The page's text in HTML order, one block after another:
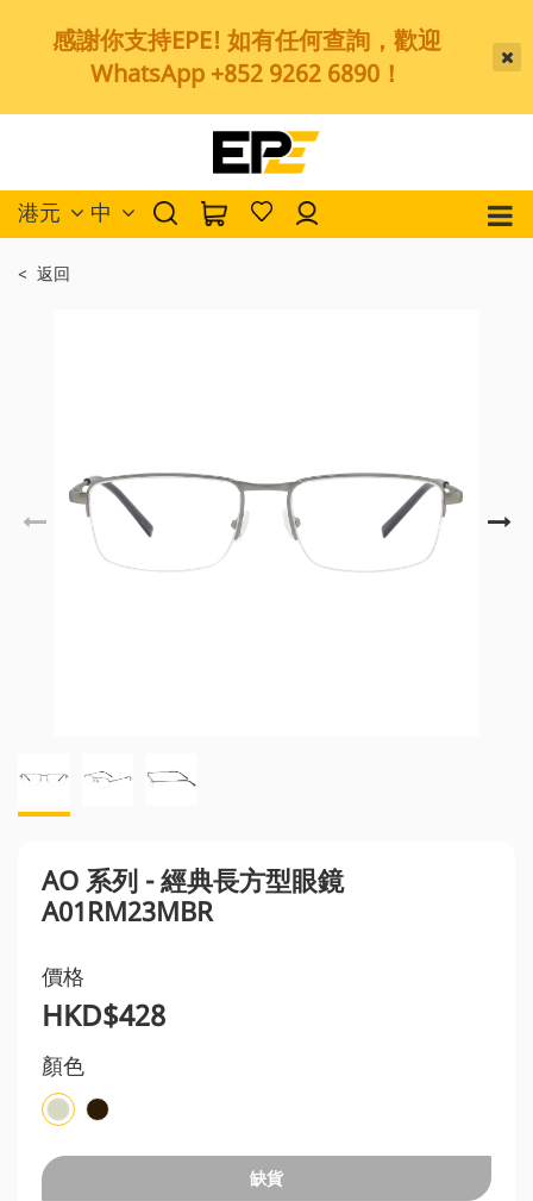
感謝你支持EPE! 如有任何查詢，歡迎
WhatsApp +852 9262 6890！
港元 中
< 返回
AO 系列 - 經典長方型眼鏡
A01RM23MBR
價格
HKD$428
顏色
缺貨